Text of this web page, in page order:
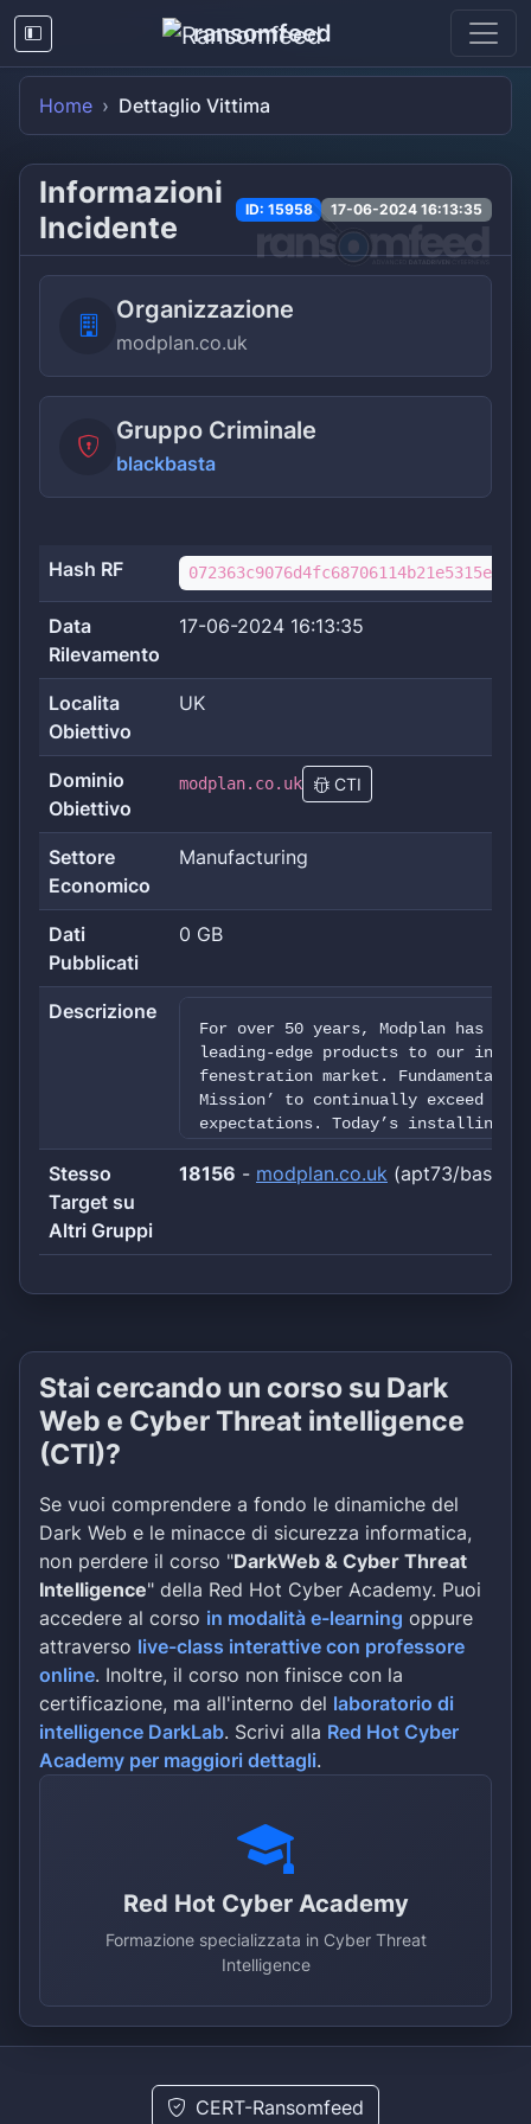
ransomfeed
Home Dettaglio Vittima
Informazioni
Incidente
ID: 15958 17-06-2024 16:13:35
Organizzazione
modplan.co.uk
Gruppo Criminale
blackbasta
Hash RF
Data
Rilevamento
17-06-2024 16:13:35
Localita
Obiettivo
UK
Dominio
Obiettivo
modplan.co.uk CTI
Settore
Economico
Manufacturing
Dati
Pubblicati
0 GB
Descrizione
For over 50 years, Modplan has
leading-edge products to our
fenestration market. Fundamental
Mission’ to continually exceed
expectations. Today’s installing
choice, the finest quality and the
service. With Modplan, you can
KingdomALL DATA SIZE: ≈420gb+
Stesso
Target su
Altri Gruppi
18156 - modplan.co.uk (apt73/bashe)
Stai cercando un corso su Dark
Web e Cyber Threat intelligence
(CTI)?
Se vuoi comprendere a fondo le dinamiche del
Dark Web e le minacce di sicurezza informatica,
non perdere il corso "DarkWeb & Cyber Threat
Intelligence" della Red Hot Cyber Academy. Puoi
accedere al corso in modalità e-learning oppure
attraverso live-class interattive con professore
online. Inoltre, il corso non finisce con la
certificazione, ma all'interno del laboratorio di
intelligence DarkLab. Scrivi alla Red Hot Cyber
Academy per maggiori dettagli.
Red Hot Cyber Academy
Formazione specializzata in Cyber Threat
Intelligence
CERT-Ransomfeed